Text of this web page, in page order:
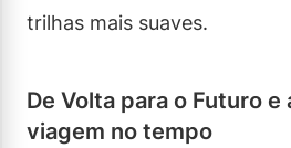
trilhas mais suaves.
De Volta para o Futuro e
viagem no tempo